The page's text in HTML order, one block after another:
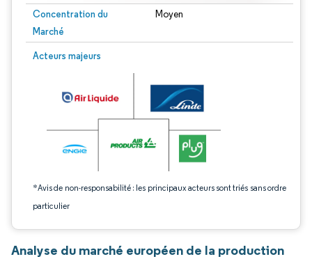
Concentration du
Marché
Moyen
Acteurs majeurs
*Avis de non-responsabilité : les principaux acteurs sont triés sans ordre
particulier
Image © Mordor Intelligence. La réutilisation nécessite une attribution sous CC
Analyse du marché européen de la production